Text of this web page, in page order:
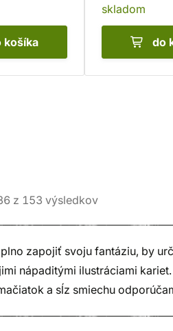
košíka
skladom
do
z 153 výsledkov
zapojiť svoju fantáziu, by
nápaditými ilustráciami
a sĺz smiechu